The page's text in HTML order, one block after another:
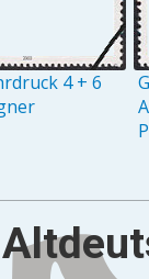
4 + 6